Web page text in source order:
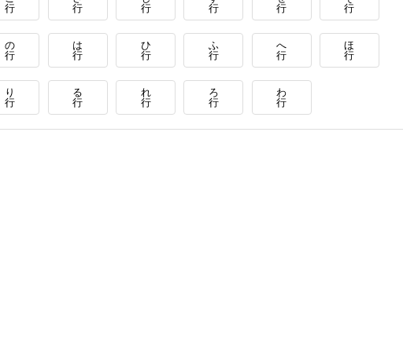
行
行
行
行
行
行
の
行
は
行
ひ
行
ふ
行
へ
行
ほ
行
り
行
る
行
れ
行
ろ
行
わ
行